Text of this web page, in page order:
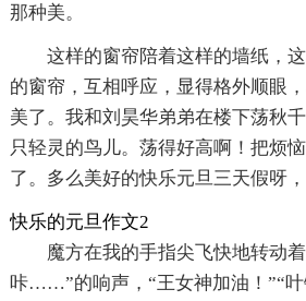
那种美。
这样的窗帘陪着这样的墙纸，
的窗帘，互相呼应，显得格外顺眼
美了。我和刘昊华弟弟在楼下荡秋
只轻灵的鸟儿。荡得好高啊！把烦
了。多么美好的快乐元旦三天假呀
快乐的元旦作文2
魔方在我的手指尖飞快地转动
咔……”的响声，“王女神加油！”“叶